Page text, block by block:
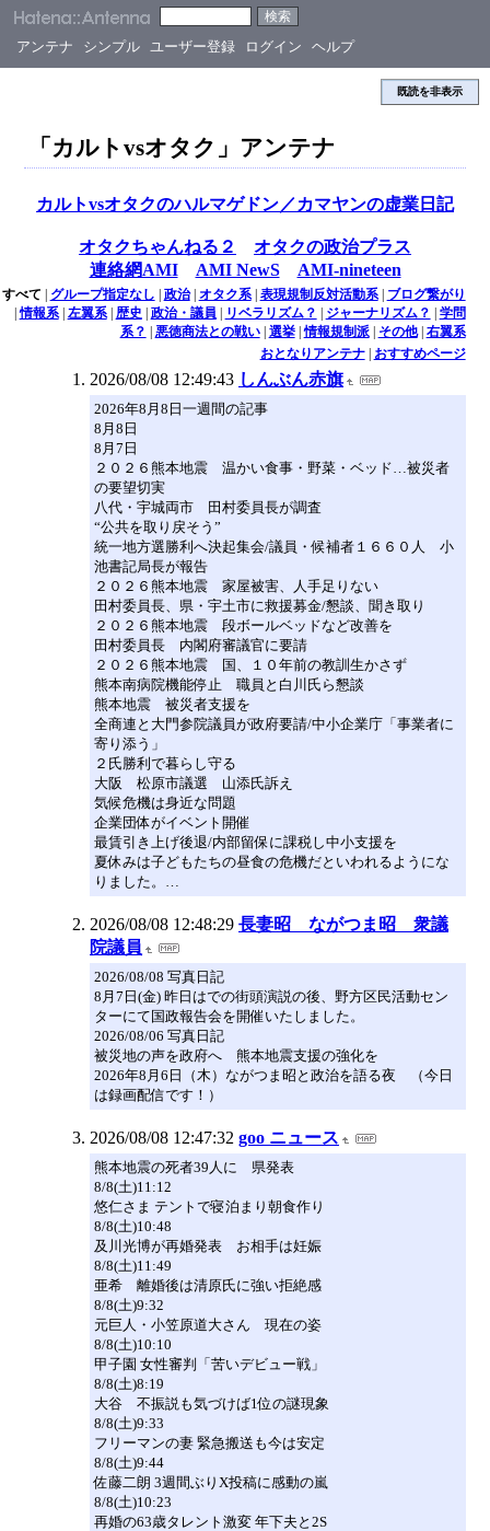
アンテナ シンプル ユーザー登録 ログイン ヘルプ
既読を非表示
「カルトvsオタク」アンテナ
カルトvsオタクのハルマゲドン／カマヤンの虚業日記
オタクちゃんねる２
オタクの政治プラス
連絡網AMI
AMI NewS AMI-nineteen
すべて | グループ指定なし | 政治| オタク系| 表現規制反対活動系| ブログ繋がり
|情報系| 左翼系| 歴史 | 政治・議員 | リベラリズム？ | ジャーナリズム？ | 学問
系？ | 悪徳商法との戦い| 選挙|情報規制派| その他| 右翼系
おとなりアンテナ| おすすめページ
2026/08/08 12:49:43 しんぶん赤旗
2026年8月8日一週間の記事
8月8日
8月7日
２０２６熊本地震 温かい食事・野菜・ベッド…被災者
の要望切実
八代・宇城両市 田村委員長が調査
“公共を取り戻そう”
統一地方選勝利へ決起集会/議員・候補者１６６０人 小
池書記局長が報告
２０２６熊本地震 家屋被害、人手足りない
田村委員長、県・宇土市に救援募金/懇談、聞き取り
２０２６熊本地震 段ボールベッドなど改善を
田村委員長 内閣府審議官に要請
２０２６熊本地震 国、１０年前の教訓生かさず
熊本南病院機能停止 職員と白川氏ら懇談
熊本地震 被災者支援を
全商連と大門参院議員が政府要請/中小企業庁「事業者に
寄り添う」
２氏勝利で暮らし守る
大阪 松原市議選 山添氏訴え
気候危機は身近な問題
企業団体がイベント開催
最賃引き上げ後退/内部留保に課税し中小支援を
夏休みは子どもたちの昼食の危機だといわれるようにな
りました。…
2026/08/08 12:48:29 長妻昭 ながつま昭 衆議
院議員
2026/08/08 写真日記
8月7日(金) 昨日はでの街頭演説の後、野方区民活動セン
ターにて国政報告会を開催いたしました。
2026/08/06 写真日記
被災地の声を政府へ 熊本地震支援の強化を
2026年8月6日（木）ながつま昭と政治を語る夜 （今日
は録画配信です！）
2026/08/08 12:47:32 goo ニュース
熊本地震の死者39人に 県発表
8/8(土)11:12
悠仁さま テントで寝泊まり朝食作り
8/8(土)10:48
及川光博が再婚発表 お相手は妊娠
8/8(土)11:49
亜希 離婚後は清原氏に強い拒絶感
8/8(土)9:32
元巨人・小笠原道大さん 現在の姿
8/8(土)10:10
甲子園 女性審判「苦いデビュー戦」
8/8(土)8:19
大谷 不振説も気づけば1位の謎現象
8/8(土)9:33
フリーマンの妻 緊急搬送も今は安定
8/8(土)9:44
佐藤二朗 3週間ぶりX投稿に感動の嵐
8/8(土)10:23
再婚の63歳タレント激変 年下夫と2S